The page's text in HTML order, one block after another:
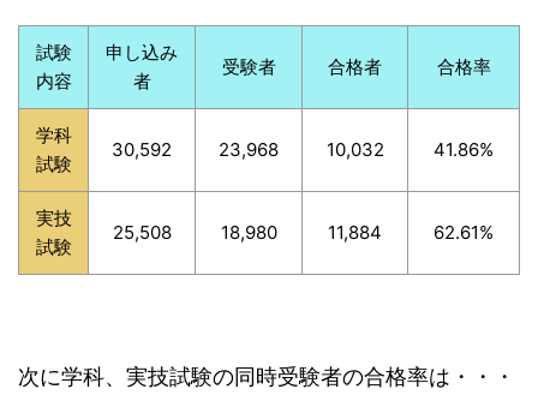
試験
内容
申し込み
者
受験者 合格者 合格率
学科
試験
30,592 23,968 10,032 41.86%
実技
試験
25,508 18,980 11,884 62.61%
次に学科、実技試験の同時受験者の合格率は・・・